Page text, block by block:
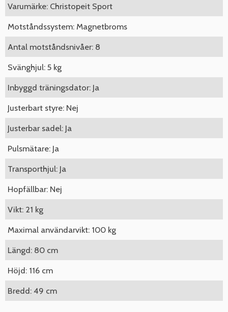
Varumärke: Christopeit Sport
Motståndssystem: Magnetbroms
Antal motståndsnivåer: 8
Svänghjul: 5 kg
Inbyggd träningsdator: Ja
Justerbart styre: Nej
Justerbar sadel: Ja
Pulsmätare: Ja
Transporthjul: Ja
Hopfällbar: Nej
Vikt: 21 kg
Maximal användarvikt: 100 kg
Längd: 80 cm
Höjd: 116 cm
Bredd: 49 cm